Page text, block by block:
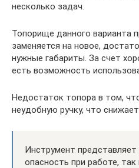
несколько задач.
Топорище данного варианта
заменяется на новое,
нужные габариты. За счет
есть возможность
Недостаток топора в том,
неудобную ручку, что
Инструмент
опасность при работе,